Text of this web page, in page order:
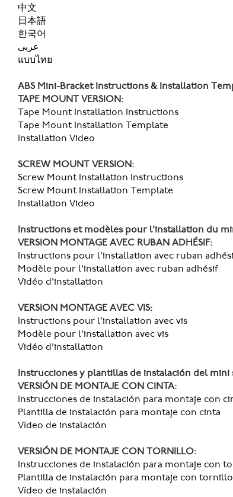
中文
日本語
한국어
عربى
แบบไทย
ABS Mini-Bracket Instructions & Installation
TAPE MOUNT VERSION:
Tape Mount Installation Instructions
Tape Mount Installation Template
Installation Video
SCREW MOUNT VERSION:
Screw Mount Installation Instructions
Screw Mount Installation Template
Installation Video
Instructions et modèles pour l’installation du
VERSION MONTAGE AVEC RUBAN ADHÉSIF:
Instructions pour l’installation avec ruban
Modèle pour l’installation avec ruban adhésif
Vidéo d’installation
VERSION MONTAGE AVEC VIS:
Instructions pour l’installation avec vis
Modèle pour l’installation avec vis
Vidéo d’installation
Instrucciones y plantillas de instalación del mini
VERSIÓN DE MONTAJE CON CINTA:
Instrucciones de instalación para montaje con
Plantilla de instalación para montaje con cinta
Vídeo de instalación
VERSIÓN DE MONTAJE CON TORNILLO:
Instrucciones de instalación para montaje con
Plantilla de instalación para montaje con tornillo
Vídeo de instalación